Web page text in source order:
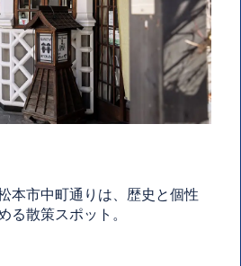
本市中町通りは、歴史と個性
る散策スポット。